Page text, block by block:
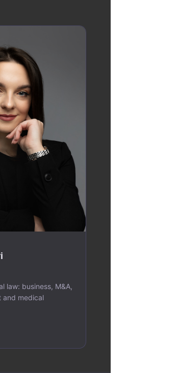
law: business, M&A,
and medical